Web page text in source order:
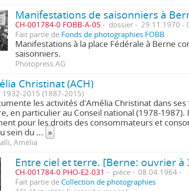
Manifestations de saisonniers à
CH-001784-0 FOBB-A-05 dossier
29.11.1970 -
Fait partie de Fonds de photographies FOBB
Manifestations à la place Fédérale à Berne
saisonniers.
Photopress AG
Christinat (ACH)
1932-2015 (1887-2015)
les activités d'Amélia Christinat dans
en particulier au Conseil national (1978-
pour les droits des consommateurs et
sein du ... »
Amélia
CH-001784-0 PHO-E2-031 pièce
08.04.1964
Fait partie de Collection de photographies